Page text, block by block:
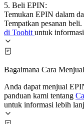
5. Beli EPIN:
Temukan EPIN dalam
Tempatkan pesanan
di Toobit untuk
Bagaimana Cara
Anda dapat menjual
panduan kami tentang
untuk informasi lebih